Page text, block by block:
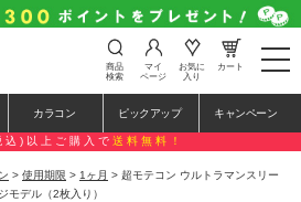
t
o
e
n
a
商品
検索
マイ
ページ
お気に
入り
カート
カラコン ピックアップ キャンペーン
)以上ご購入で 送料無料！
> 使用期限 > 1ヶ月 > 超モテコン ウルトラマンスリー
モデル（2枚入り）